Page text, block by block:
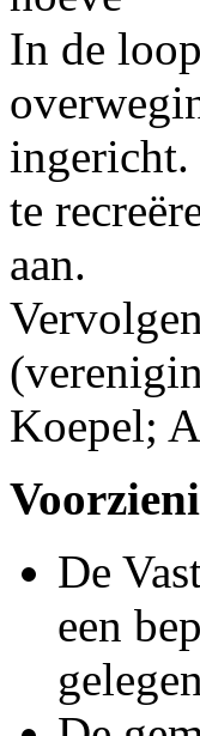
In de
ingericht.
te
aan.
Koepel;
De
een